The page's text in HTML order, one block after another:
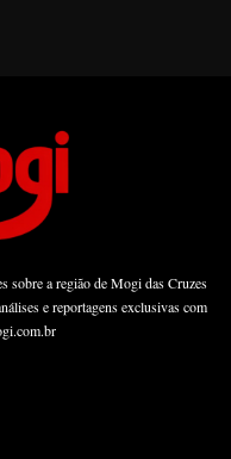
sobre a região de Mogi das Cruzes
e reportagens exclusivas com